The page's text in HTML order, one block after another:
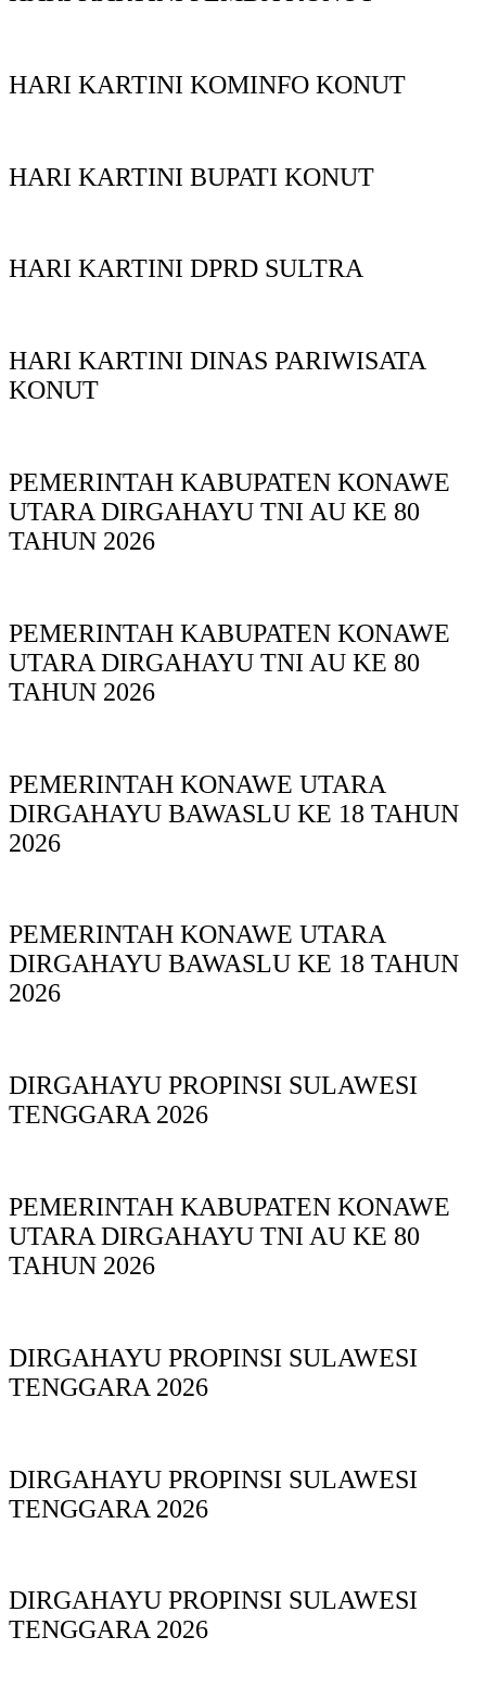
HARI KARTINI KOMINFO KONUT
HARI KARTINI BUPATI KONUT
HARI KARTINI DPRD SULTRA
HARI KARTINI DINAS PARIWISATA
KONUT
PEMERINTAH KABUPATEN KONAWE
UTARA DIRGAHAYU TNI AU KE 80
TAHUN 2026
PEMERINTAH KABUPATEN KONAWE
UTARA DIRGAHAYU TNI AU KE 80
TAHUN 2026
PEMERINTAH KONAWE UTARA
DIRGAHAYU BAWASLU KE 18 TAHUN
2026
PEMERINTAH KONAWE UTARA
DIRGAHAYU BAWASLU KE 18 TAHUN
2026
DIRGAHAYU PROPINSI SULAWESI
TENGGARA 2026
PEMERINTAH KABUPATEN KONAWE
UTARA DIRGAHAYU TNI AU KE 80
TAHUN 2026
DIRGAHAYU PROPINSI SULAWESI
TENGGARA 2026
DIRGAHAYU PROPINSI SULAWESI
TENGGARA 2026
DIRGAHAYU PROPINSI SULAWESI
TENGGARA 2026